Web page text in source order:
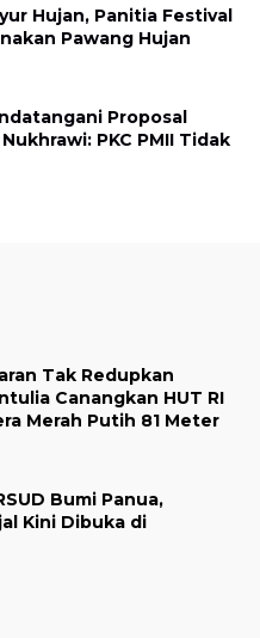
Hujan, Panitia Festival
Pawang Hujan
Proposal
PKC PMII Tidak
Tak Redupkan
Canangkan HUT RI
Merah Putih 81 Meter
Bumi Panua,
Kini Dibuka di